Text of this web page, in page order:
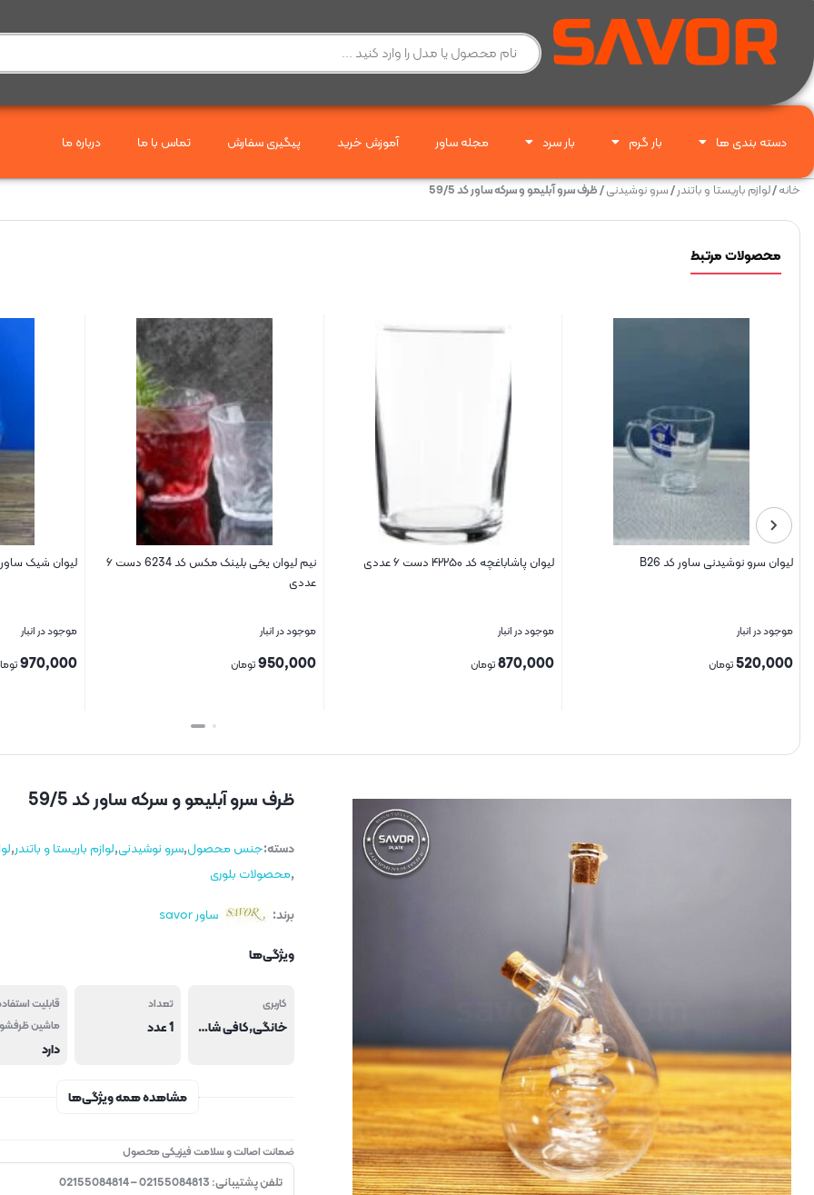
دسته بندی ها بار گرم بار سرد مجله ساور آموزش خرید پیگیری سفارش تماس با ما درباره ما
خانه/لوازم باریستا و باتندر/سرو نوشیدنی/ ظرف سرو آبلیمو و سرکه ساور کد 59/5
محصولات مرتبط
لیوان سرو نوشیدنی ساور کد B26
موجود در انبار
520,000تومان
لیوان پاشاباغچه کد ۴۲۲۵۰ دست ۶ عددی
موجود در انبار
870,000تومان
نیم لیوان یخی بلینک مکس کد 6234 دست ۶
عددی
موجود در انبار
950,000تومان
لیوان شیک ساور کد
موجود در انبار
970,000
ظرف سرو آبلیمو و سرکه ساور کد 59/5
دسته:جنس محصول,سرو نوشیدنی,لوازم باریستا و باتندر,
,محصولات بلوری
برند:
ساور savor
ویژگی‌ها
کاربری
خانگی,کافی شاپ و فست فود,هتل و رستوران
تعداد
1 عدد
قابلیت
ماشین
دارد
مشاهده همه ویژگی‌ها
ضمانت اصالت و سلامت فیزیکی محصول
تلفن پشتیبانی: 02155084813 – 02155084814